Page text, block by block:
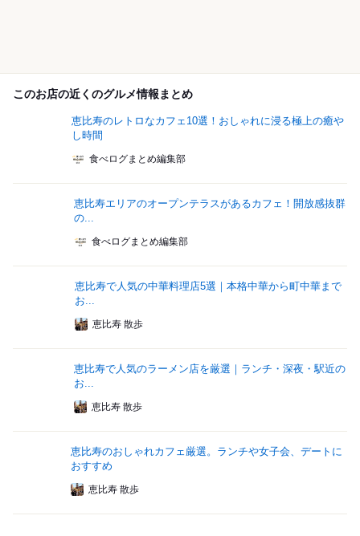
このお店の近くのグルメ情報まとめ
恵比寿のレトロなカフェ10選！おしゃれに浸る極上の癒や
し時間
食べログまとめ編集部
恵比寿エリアのオープンテラスがあるカフェ！開放感抜群
の...
食べログまとめ編集部
恵比寿で人気の中華料理店5選｜本格中華から町中華まで
お...
恵比寿 散歩
恵比寿で人気のラーメン店を厳選｜ランチ・深夜・駅近の
お...
恵比寿 散歩
恵比寿のおしゃれカフェ厳選。ランチや女子会、デートに
おすすめ
恵比寿 散歩